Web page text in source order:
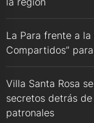
La Para frente a
Compartidos”
Villa Santa Rosa
secretos detrás
patronales